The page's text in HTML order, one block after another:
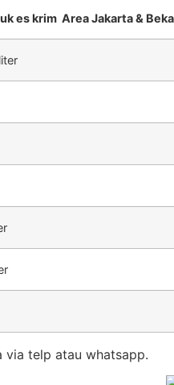
es krim Area Jakarta &
via telp atau whatsapp.